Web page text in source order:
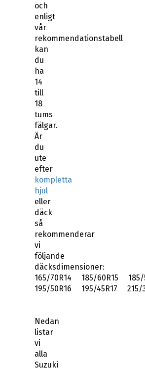
och
enligt
vår
rekommendationstabell
kan
du
ha
14
till
18
tums
fälgar.
Är
du
ute
efter
kompletta
hjul
eller
däck
så
rekommenderar
vi
följande
däcksdimensioner:
165/70R14 185/60R15 185/
195/50R16 195/45R17 215/
Nedan
listar
vi
alla
Suzuki